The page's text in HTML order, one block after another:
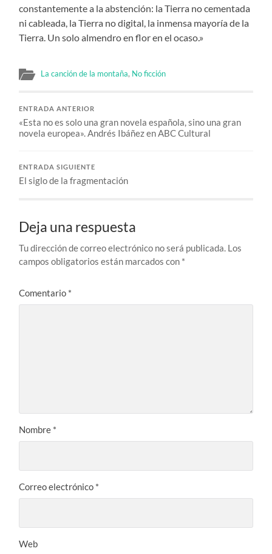
constantemente a la abstención: la Tierra no cementada
ni cableada, la Tierra no digital, la inmensa mayoría de la
Tierra. Un solo almendro en flor en el ocaso.»
La canción de la montaña, No ficción
ENTRADA ANTERIOR
«Esta no es solo una gran novela española, sino una gran
novela europea». Andrés Ibáñez en ABC Cultural
ENTRADA SIGUIENTE
El siglo de la fragmentación
Deja una respuesta
Tu dirección de correo electrónico no será publicada. Los
campos obligatorios están marcados con *
Comentario *
Nombre *
Correo electrónico *
Web